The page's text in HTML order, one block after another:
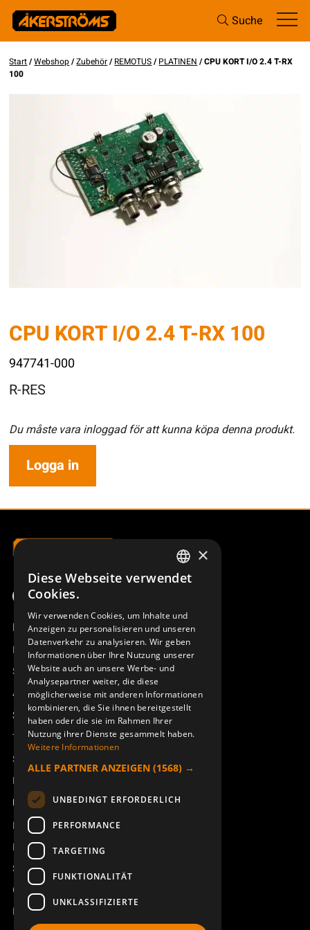
Suche
Start/Webshop/Zubehör/REMOTUS/PLATINEN / CPU KORT I/O 2.4 T-RX
100
CPU KORT I/O 2.4 T-RX 100
947741-000
R-RES
Du måste vara inloggad för att kunna köpa denna produkt.
Logga in
Produktübersicht
Remotus
Sesam
Access_Ctrl
Support
Technischer Support
Service buchen
Handbücher und Videoanleitungen
Über Åkerströms
Kontakt
Neuigkeiten
Sicherheit und Richtlinien
Geschäftsbedingungen
REACH
SWEDISH
DEUTSCH
×
Diese Webseite verwendet
Cookies.
Wir verwenden Cookies, um Inhalte und
Anzeigen zu personalisieren und unseren
Datenverkehr zu analysieren. Wir geben
Informationen über Ihre Nutzung unserer
Website auch an unsere Werbe- und
Analysepartner weiter, die diese
möglicherweise mit anderen Informationen
kombinieren, die Sie ihnen bereitgestellt
haben oder die sie im Rahmen Ihrer
Nutzung ihrer Dienste gesammelt haben.
Weitere Informationen
ALLE PARTNER ANZEIGEN (1568) →
UNBEDINGT ERFORDERLICH
PERFORMANCE
TARGETING
FUNKTIONALITÄT
UNKLASSIFIZIERTE